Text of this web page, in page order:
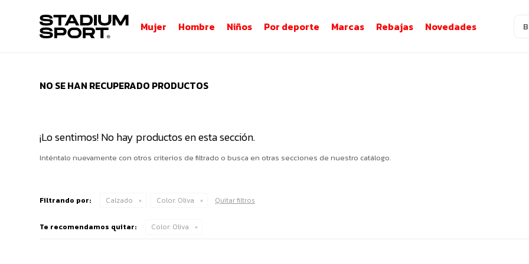
Mujer Hombre Niños Por deporte Marcas Rebajas Novedades
NO SE HAN RECUPERADO PRODUCTOS
¡Lo sentimos! No hay productos en esta sección.
Inténtalo nuevamente con otros criterios de filtrado o busca en otras secciones de nuestro catálogo.
Filtrando por: Calzado Color: Oliva Quitar filtros
Te recomendamos quitar: Color: Oliva